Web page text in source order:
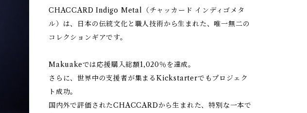
CHACCARD Indigo Metal（チャッカード インディゴメタ
ル）は、日本の伝統文化と職人技術から生まれた、唯一無二の
コレクションギアです。
Makuakeでは応援購入総額1,020％を達成。
さらに、世界中の支援者が集まるKickstarterでもプロジェク
ト成功。
国内外で評価されたCHACCARDから生まれた、特別な一本で